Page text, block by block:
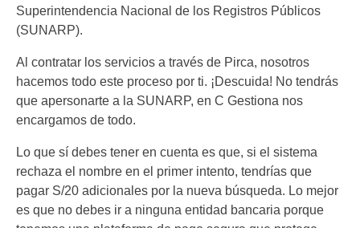
Superintendencia Nacional de los Registros Públicos
(SUNARP).
Al contratar los servicios a través de Pirca, nosotros
hacemos todo este proceso por ti. ¡Descuida! No tendrás
que apersonarte a la SUNARP, en C Gestiona nos
encargamos de todo.
Lo que sí debes tener en cuenta es que, si el sistema
rechaza el nombre en el primer intento, tendrías que
pagar S/20 adicionales por la nueva búsqueda. Lo mejor
es que no debes ir a ninguna entidad bancaria porque